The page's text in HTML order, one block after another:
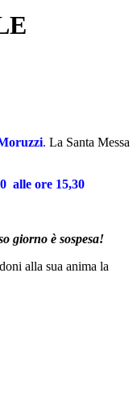
. La Santa Messa
alle ore 15,30
giorno è sospesa!
alla sua anima la